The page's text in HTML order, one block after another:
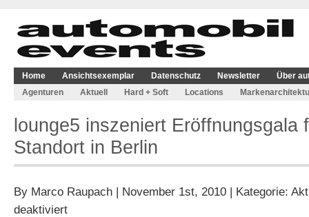
Home Ansichtsexemplar Datenschutz Newsletter
Über
Agenturen
Aktuell Hard + Soft Locations
lounge5 inszeniert Eröffnungsgala
Standort in Berlin
By Marco Raupach | November 1st, 2010 | Kategorie:
deaktiviertfür